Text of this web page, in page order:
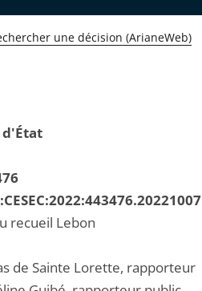
une décision (ArianeWeb)
d'État
recueil Lebon
de Sainte Lorette, rapporteur